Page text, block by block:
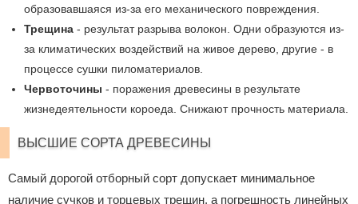
образовавшаяся из-за его механического повреждения.
Трещина - результат разрыва волокон. Одни образуются из-
за климатических воздействий на живое дерево, другие - в
процессе сушки пиломатериалов.
Червоточины - поражения древесины в результате
жизнедеятельности короеда. Снижают прочность материала.
ВЫСШИЕ СОРТА ДРЕВЕСИНЫ
Самый дорогой отборный сорт допускает минимальное
наличие сучков и торцевых трещин, а погрешность линейных